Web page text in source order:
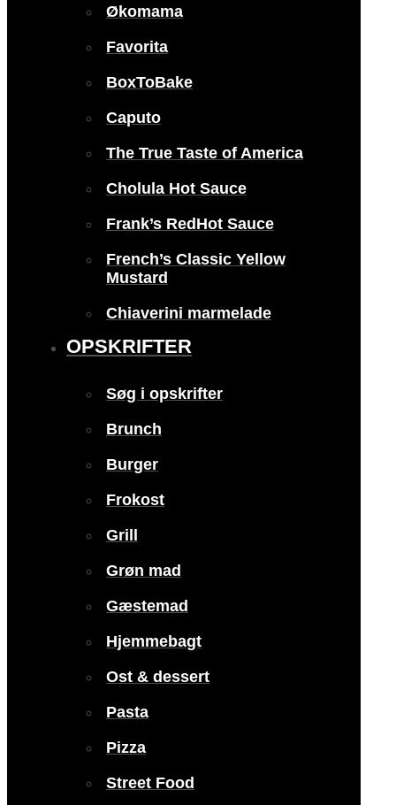
Økomama
Favorita
BoxToBake
Caputo
The True Taste of America
Cholula Hot Sauce
Frank’s RedHot Sauce
French’s Classic Yellow
Mustard
Chiaverini marmelade
OPSKRIFTER
Søg i opskrifter
Brunch
Burger
Frokost
Grill
Grøn mad
Gæstemad
Hjemmebagt
Ost & dessert
Pasta
Pizza
Street Food